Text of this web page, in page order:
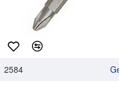
2584